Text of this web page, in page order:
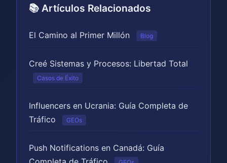
📚 Artículos Relacionados
El Camino al Primer Millón Blog
Creé Sistemas y Procesos: Libertad Total
Casos de Éxito
Influencers en Ucrania: Guía Completa de
Tráfico
GEOs
Push Notifications en Canadá: Guía